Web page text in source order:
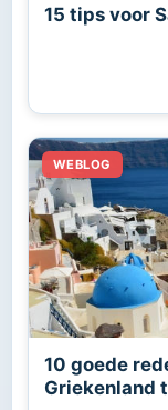
15 tips voor
10 goede
Griekenland